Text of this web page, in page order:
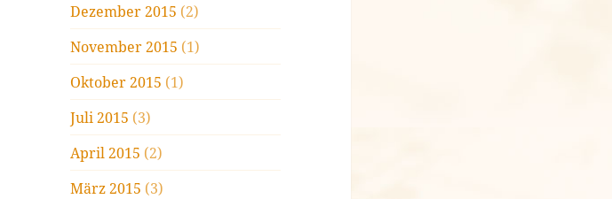
Dezember 2015 (2)
November 2015 (1)
Oktober 2015 (1)
Juli 2015 (3)
April 2015 (2)
März 2015 (3)